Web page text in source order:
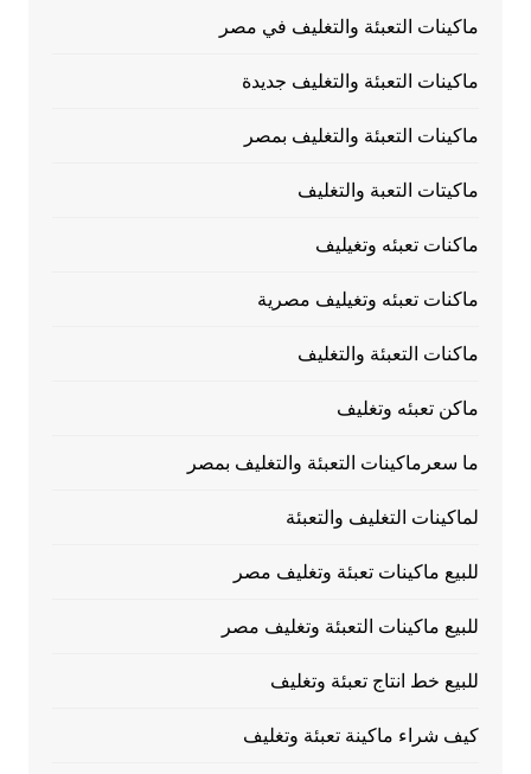
ماكينات التعبئة والتغليف في مصر
ماكينات التعبئة والتغليف جديدة
ماكينات التعبئة والتغليف بمصر
ماكيتات التعبة والتغليف
ماكنات تعبئه وتغيليف
ماكنات تعبئه وتغيليف مصرية
ماكنات التعبئة والتغليف
ماكن تعبئه وتغليف
ما سعرماكينات التعبئة والتغليف بمصر
لماكينات التغليف والتعبئة
للبيع ماكينات تعبئة وتغليف مصر
للبيع ماكينات التعبئة وتغليف مصر
للبيع خط انتاج تعبئة وتغليف
كيف شراء ماكينة تعبئة وتغليف